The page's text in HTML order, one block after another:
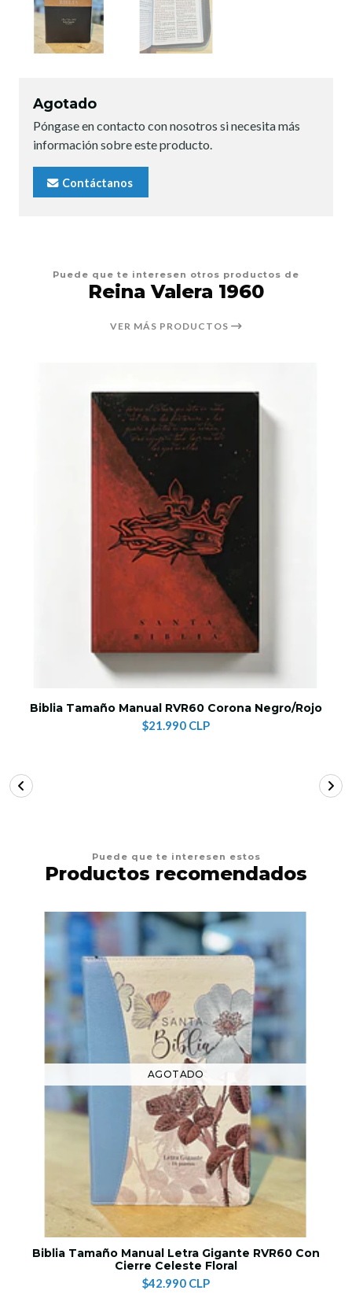
Agotado
Póngase en contacto con nosotros si necesita más
información sobre este producto.
Contáctanos
Puede que te interesen otros productos de
Reina Valera 1960
VER MÁS PRODUCTOS
Biblia Tamaño Manual RVR60 Corona Negro/Rojo
$21.990 CLP
Puede que te interesen estos
Productos recomendados
AGOTADO
Biblia Tamaño Manual Letra Gigante RVR60 Con
Cierre Celeste Floral
$42.990 CLP